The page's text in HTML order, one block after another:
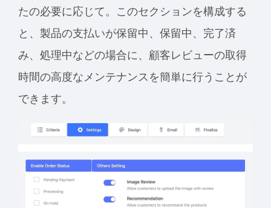
たの必要に応じて。このセクションを構成する
と、製品の支払いが保留中、保留中、完了済
み、処理中などの場合に、顧客レビューの取得
時間の高度なメンテナンスを簡単に行うことが
できます。